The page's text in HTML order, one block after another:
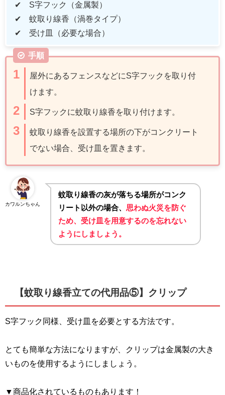
✔ S字フック（金属製）
✔ 蚊取り線香（渦巻タイプ）
✔ 受け皿（必要な場合）
手順
屋外にあるフェンスなどにS字フックを取り付
けます。
S字フックに蚊取り線香を取り付けます。
蚊取り線香を設置する場所の下がコンクリート
でない場合、受け皿を置きます。
カワルンちゃん
蚊取り線香の灰が落ちる場所がコンク
リート以外の場合、 思わぬ火災を防ぐ
ため、受け皿を用意するのを忘れない
ようにしましょう。
【蚊取り線香立ての代用品⑤】クリップ
S字フック同様、受け皿を必要とする方法です。
とても簡単な方法になりますが、クリップは金属製の大き
いものを使用するようにしましょう。
▼商品化されているものもあります！